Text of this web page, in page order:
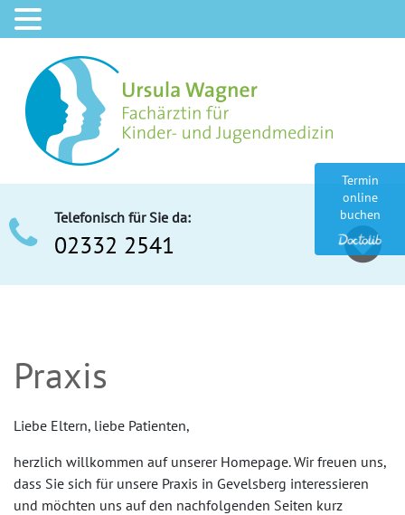
Telefonisch für Sie da:
02332 2541
Praxis
Liebe Eltern, liebe Patienten,
herzlich willkommen auf unserer Homepage. Wir freuen uns,
dass Sie sich für unsere Praxis in Gevelsberg interessieren
und möchten uns auf den nachfolgenden Seiten kurz
Termin
online
buchen